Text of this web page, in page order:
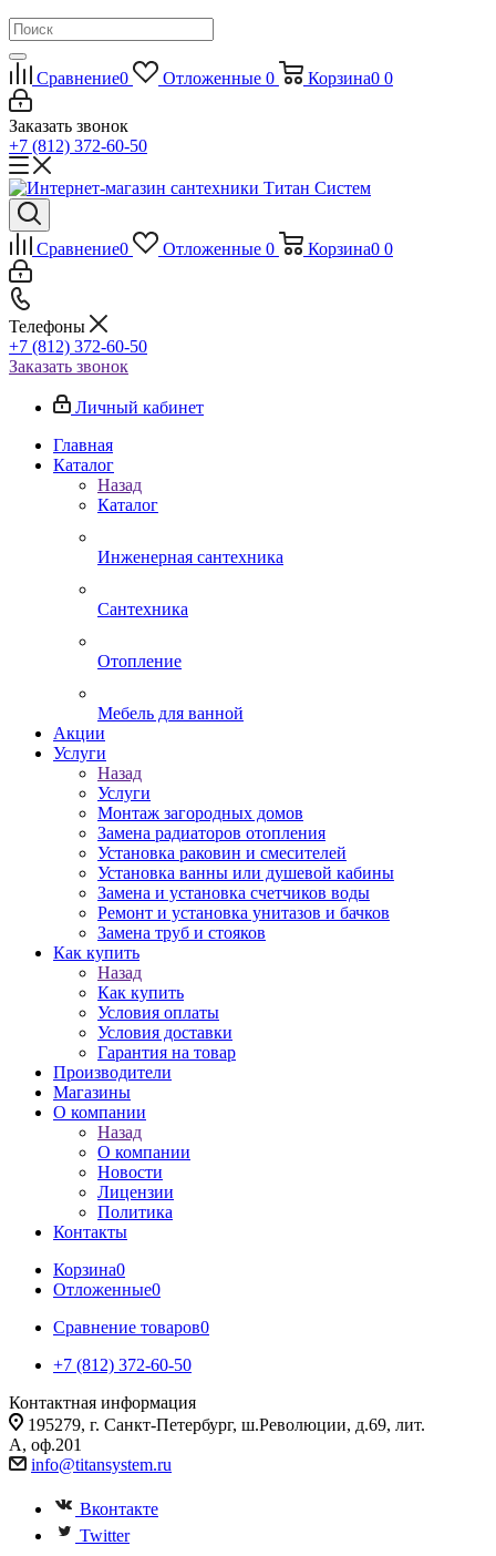
Сравнение0 Отложенные 0 Корзина0 0
Заказать звонок
+7 (812) 372-60-50
Сравнение0 Отложенные 0 Корзина0 0
Телефоны
+7 (812) 372-60-50
Заказать звонок
Личный кабинет
Главная
Каталог
Назад
Каталог
Инженерная сантехника
Сантехника
Отопление
Мебель для ванной
Акции
Услуги
Назад
Услуги
Монтаж загородных домов
Замена радиаторов отопления
Установка раковин и смесителей
Установка ванны или душевой кабины
Замена и установка счетчиков воды
Ремонт и установка унитазов и бачков
Замена труб и стояков
Как купить
Назад
Как купить
Условия оплаты
Условия доставки
Гарантия на товар
Производители
Магазины
О компании
Назад
О компании
Новости
Лицензии
Политика
Контакты
Корзина0
Отложенные0
Сравнение товаров0
+7 (812) 372-60-50
Контактная информация
195279, г. Санкт-Петербург, ш.Революции, д.69, лит.
А, оф.201
info@titansystem.ru
Вконтакте
Twitter